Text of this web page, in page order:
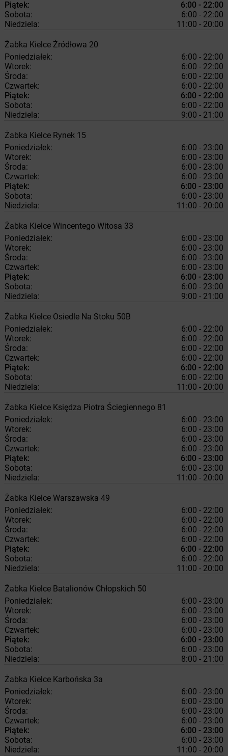
Piątek:
6:00 - 22:00
Sobota:
6:00 - 22:00
Niedziela:
11:00 - 20:00
Żabka Kielce Źródłowa 20
Poniedziałek:
6:00 - 22:00
Wtorek:
6:00 - 22:00
Środa:
6:00 - 22:00
Czwartek:
6:00 - 22:00
Piątek:
6:00 - 22:00
Sobota:
6:00 - 22:00
Niedziela:
9:00 - 21:00
Żabka Kielce Rynek 15
Poniedziałek:
6:00 - 23:00
Wtorek:
6:00 - 23:00
Środa:
6:00 - 23:00
Czwartek:
6:00 - 23:00
Piątek:
6:00 - 23:00
Sobota:
6:00 - 23:00
Niedziela:
11:00 - 20:00
Żabka Kielce Wincentego Witosa 33
Poniedziałek:
6:00 - 23:00
Wtorek:
6:00 - 23:00
Środa:
6:00 - 23:00
Czwartek:
6:00 - 23:00
Piątek:
6:00 - 23:00
Sobota:
6:00 - 23:00
Niedziela:
9:00 - 21:00
Żabka Kielce Osiedle Na Stoku 50B
Poniedziałek:
6:00 - 22:00
Wtorek:
6:00 - 22:00
Środa:
6:00 - 22:00
Czwartek:
6:00 - 22:00
Piątek:
6:00 - 22:00
Sobota:
6:00 - 22:00
Niedziela:
11:00 - 20:00
Żabka Kielce Księdza Piotra Ściegiennego 81
Poniedziałek:
6:00 - 23:00
Wtorek:
6:00 - 23:00
Środa:
6:00 - 23:00
Czwartek:
6:00 - 23:00
Piątek:
6:00 - 23:00
Sobota:
6:00 - 23:00
Niedziela:
11:00 - 20:00
Żabka Kielce Warszawska 49
Poniedziałek:
6:00 - 22:00
Wtorek:
6:00 - 22:00
Środa:
6:00 - 22:00
Czwartek:
6:00 - 22:00
Piątek:
6:00 - 22:00
Sobota:
6:00 - 22:00
Niedziela:
11:00 - 20:00
Żabka Kielce Batalionów Chłopskich 50
Poniedziałek:
6:00 - 23:00
Wtorek:
6:00 - 23:00
Środa:
6:00 - 23:00
Czwartek:
6:00 - 23:00
Piątek:
6:00 - 23:00
Sobota:
6:00 - 23:00
Niedziela:
8:00 - 21:00
Żabka Kielce Karbońska 3a
Poniedziałek:
6:00 - 23:00
Wtorek:
6:00 - 23:00
Środa:
6:00 - 23:00
Czwartek:
6:00 - 23:00
Piątek:
6:00 - 23:00
Sobota:
6:00 - 23:00
Niedziela:
11:00 - 20:00